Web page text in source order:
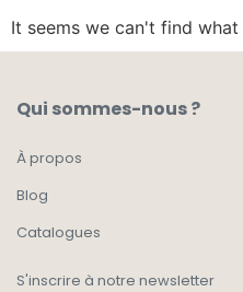
It seems we can't find
Qui sommes-nous ?
À propos
Blog
Catalogues
S'inscrire à notre newsletter